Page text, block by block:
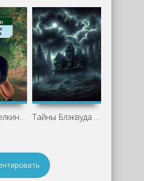
Повести Белкина - Александр Пушкин Тайны Блэквуда 8 (Сборник)